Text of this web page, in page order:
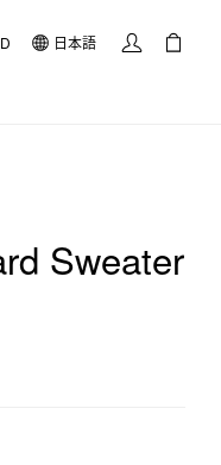
日本語
Sweater